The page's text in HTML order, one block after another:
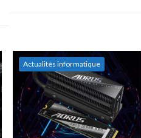
Actualités informatique